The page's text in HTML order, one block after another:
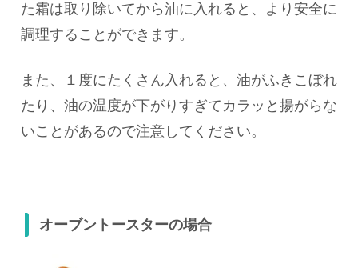
た霜は取り除いてから油に入れると、より安全に
調理することができます。
また、１度にたくさん入れると、油がふきこぼれ
たり、油の温度が下がりすぎてカラッと揚がらな
いことがあるので注意してください。
オーブントースターの場合